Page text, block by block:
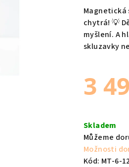
produktu
je
0,0
chytrá! 💡
myšlení. A
skluzavky
3
cena:
Skladem
Můžeme
Možnosti
Kód: MT-6-